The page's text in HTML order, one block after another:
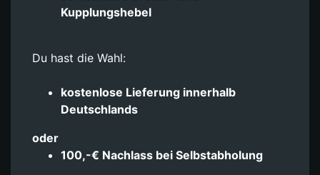
Kupplungshebel
Du hast die Wahl:
kostenlose Lieferung innerhalb
Deutschlands
oder
100,-€ Nachlass bei Selbstabholung